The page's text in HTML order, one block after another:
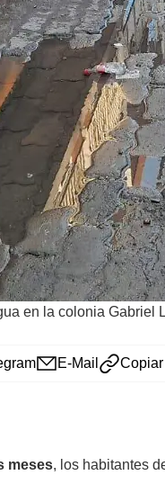
en la colonia Gabriel
E-Mail
meses, los habitantes